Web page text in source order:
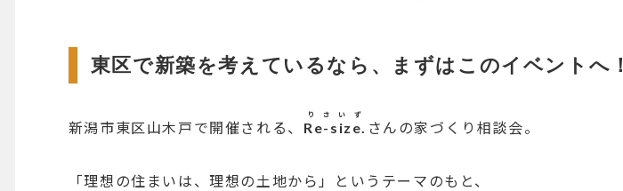
東区で新築を考えているなら、まずはこのイベントへ！
新潟市東区山木戸で開催される、 Re-size.
りさいず
さんの家づくり相談会。
「理想の住まいは、理想の土地から」というテーマのもと、